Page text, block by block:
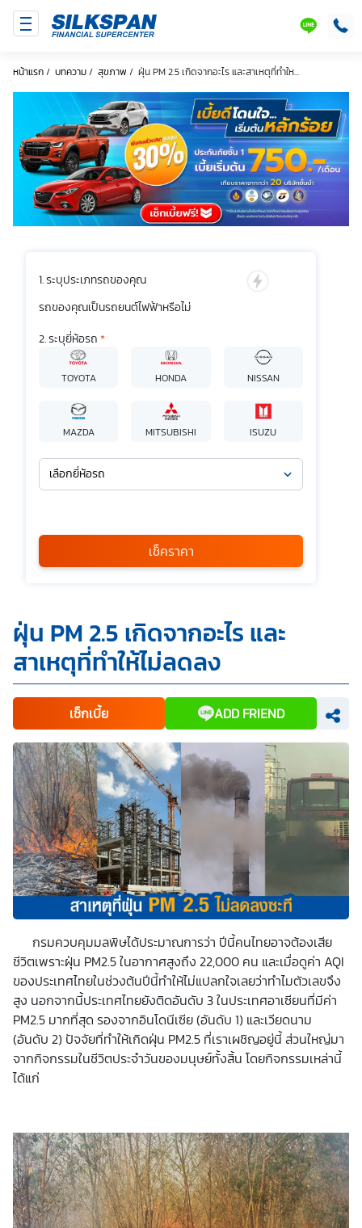
หน้าแรก/ บทความ/ สุขภาพ / ฝุ่น PM 2.5 เกิดจากอะไร และสาเหตุที่ทำให...
ระบุประเภทรถของคุณ
รถของคุณเป็นรถยนต์ไฟฟ้าหรือไม่
ระบุยี่ห้อรถ *
TOYOTA HONDA NISSAN
MAZDA MITSUBISHI ISUZU
เลือกยี่ห้อรถ
กรุณาเลือก
*
ข้าพเจ้ารับทราบนโยบายคุ้มครองข้อมูลส่วนบุคคล และยินยอมให้
บริษัท SILKSPAN อินชัวรันซ์ โบรกเกอร์เรจ จำกัด รวมถึงบริษัท
ในเครือที่เกี่ยวข้องกัน ตลอดจนคู่ค้าทางธุรกิจและ/หรือ
พันธมิตรของบริษัทเหล่านี้ สามารถเก็บ ใช้ และ/หรือ เปิดเผย
ข้อมูลส่วนบุคคลและข้อมูลส่วนบุคคลที่มีความอ่อนไหวของ
ข้าพเจ้า เพื่อวัตถุประสงค์ในการดำเนินการติดต่อและนำเสนอ
ข้อมูลสำหรับการขายผลิตภัณฑ์ การจัดทำรายการส่งเสริมการ
ขายและการตลาด แจ้งสิทธิประโยชน์หรือข่าวสารต่างๆ แจ้ง
ข้อมูลเกี่ยวกับผลิตภัณฑ์ หรือกรมธรรม์ประกันภัย การใช้ข้อมูล
เพื่อพัฒนาผลิตภัณฑ์หรือบริการต่างๆ หรือเพื่อกิจกรรมอื่นๆ
ท่านสามารถอ่านรายละเอียดนโยบายคุ้มครองข้อมูลส่วนบุคคล
และสิทธิของเจ้าของข้อมูลส่วนบุคคลได้ที่เว็บไซต์
คำประกาศ
เกี่ยวกับความเป็นส่วนตัวก่อนให้ความยินยอม ทั้งนี้ ก่อนการ
แสดงเจตนา ข้าพเจ้าได้อ่านรายละเอียดจากเอกสารชี้แจงข้อมูล
หรือได้รับคำอธิบายจากหน่วยงานถึงวัตถุประสงค์ในการเก็บ
รวบรวม ใช้หรือเปิดเผยข้อมูลส่วนบุคคล (“ประมวลผลข้อมูล
ส่วนบุคคล”) และมีความเข้าใจดีแล้ว ข้าพเจ้าให้ความยินยอมหรือ
ปฏิเสธไม่ให้ความยินยอมในเอกสารนี้ด้วยความสมัครใจ
ปราศจากการบังคับหรือชักจูง และข้าพเจ้าทราบว่าข้าพเจ้า
สามารถถอนความยินยอมนี้เสียเมื่อใดก็ได้ เว้นแต่ในกรณีมีข้อ
จำกัดสิทธิตามกฎหมายหรือยังมีสัญญาระหว่างข้าพเจ้ากับ
สถาบันที่ให้ประโยชน์แก่ข้าพเจ้าอยู่ กรณีที่ข้าพเจ้าประสงค์จะไม่
ให้ความยินยอม ข้าพเจ้าเข้าใจและยอมรับว่า การไม่ให้ความ
ยินยอมจะมีผลทำให้ข้าพเจ้า (เช่น ข้าพเจ้าอาจได้รับความสะดวก
การใช้งานบางอย่างได้ เป็นต้น) และข้าพเจ้าทราบว่าการถอน
ความยินยอมดังกล่าว ไม่มีผลกระทบต่อการประมวลผลข้อมูล
ส่วนบุคคลที่ได้ดำเนินการเสร็จสิ้นไปแล้วก่อนการถอนความ
ยินยอม โดยข้าพเจ้าให้ถือเอาการกดเลือก “ให้ความยินยอม” ใน
ช่องสนทนา เป็นการแสดงเจตนายินยอมของข้าพเจ้าแทนการ
ลงลายมือชื่อเป็นหลักฐาน
เช็คราคา
ฝุ่น PM 2.5 เกิดจากอะไร และ
สาเหตุที่ทำให้ไม่ลดลง
เช็กเบี้ย ADD FRIEND
กรมควบคุมมลพิษได้ประมาณการว่า ปีนี้คนไทยอาจต้องเสีย
ชีวิตเพราะฝุ่น PM2.5 ในอากาศสูงถึง 22,000 คน และเมื่อดูค่า AQI
ของประเทศไทยในช่วงต้นปีนี้ทำให้ไม่แปลกใจเลยว่าทำไมตัวเลขจึง
สูง นอกจากนี้ประเทศไทยยังติดอันดับ 3 ในประเทศอาเซียนที่มีค่า
PM2.5 มากที่สุด รองจากอินโดนีเซีย (อันดับ 1) และเวียดนาม
(อันดับ 2) ปัจจัยที่ทำให้เกิดฝุ่น PM2.5 ที่เราเผชิญอยู่นี้ ส่วนใหญ่มา
จากกิจกรรมในชีวิตประจำวันของมนุษย์ทั้งสิ้น โดยกิจกรรมเหล่านี้
ได้แก่